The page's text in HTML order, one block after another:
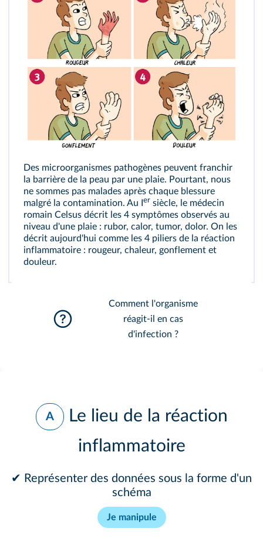
Des microorganismes pathogènes peuvent franchir
la barrière de la peau par une plaie. Pourtant, nous
ne sommes pas malades après chaque blessure
malgré la contamination. Au I er siècle, le médecin
romain Celsus décrit les 4 symptômes observés au
niveau d'une plaie : rubor, calor, tumor, dolor. On les
décrit aujourd'hui comme les 4 piliers de la réaction
inflammatoire : rougeur, chaleur, gonflement et
douleur.
Comment l'organisme
réagit-il en cas
d'infection ?
A
Le lieu de la réaction
inflammatoire
✔ Représenter des données sous la forme d'un
schéma
Je manipule